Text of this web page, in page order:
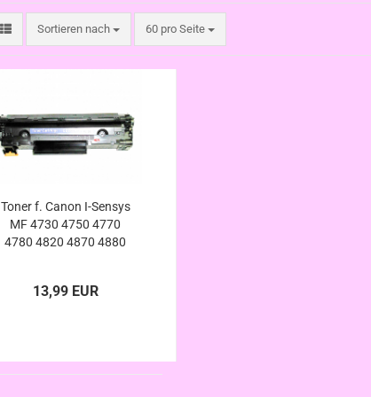
Sortieren nach
Sortieren nach 60 pro Seite
pro Seite
Toner f. Canon I-Sensys
MF 4730 4750 4770
4780 4820 4870 4880
728
13,99 EUR